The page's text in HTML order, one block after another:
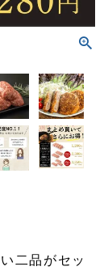
二品がセッ